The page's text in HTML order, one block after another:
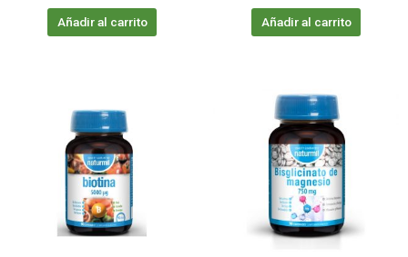
Añadir al carrito Añadir al carrito